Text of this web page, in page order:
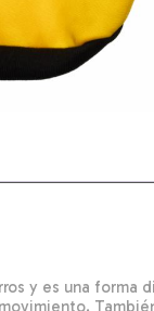
y es una